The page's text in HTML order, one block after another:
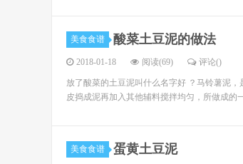
美食食谱 酸菜土豆泥的做法
2018-01-18 阅读(69) 评论()
放了酸菜的土豆泥叫什么名字好 ？马铃薯泥
皮捣成泥再加入其他辅料搅拌均匀，所做成的
美食食谱 蛋黄土豆泥